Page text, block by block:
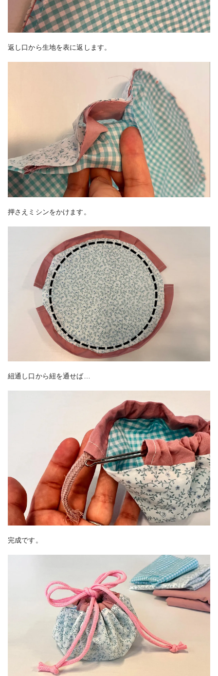
返し口から生地を表に返します。
押さえミシンをかけます。
紐通し口から紐を通せば…
完成です。